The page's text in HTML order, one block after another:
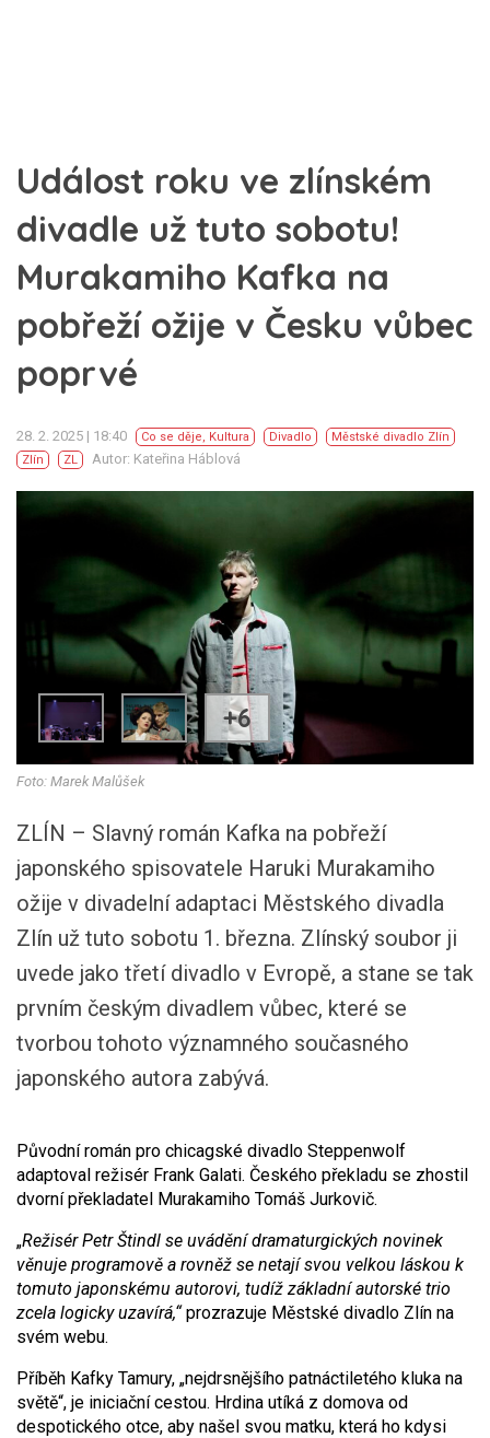
Událost roku ve zlínském
divadle už tuto sobotu!
Murakamiho Kafka na
pobřeží ožije v Česku vůbec
poprvé
28. 2. 2025 | 18:40 Co se děje, Kultura Divadlo
Městské divadlo Zlín
Zlín
ZL Autor: Kateřina Háblová
+6
Foto: Marek Malůšek
ZLÍN – Slavný román Kafka na pobřeží
japonského spisovatele Haruki Murakamiho
ožije v divadelní adaptaci Městského divadla
Zlín už tuto sobotu 1. března. Zlínský soubor ji
uvede jako třetí divadlo v Evropě, a stane se tak
prvním českým divadlem vůbec, které se
tvorbou tohoto významného současného
japonského autora zabývá.
Původní román pro chicagské divadlo Steppenwolf
adaptoval režisér Frank Galati. Českého překladu se zhostil
dvorní překladatel Murakamiho Tomáš Jurkovič.
„Režisér Petr Štindl se uvádění dramaturgických novinek
věnuje programově a rovněž se netají svou velkou láskou k
tomuto japonskému autorovi, tudíž základní autorské trio
zcela logicky uzavírá,“prozrazuje Městské divadlo Zlín na
svém webu.
Příběh Kafky Tamury, „nejdrsnějšího patnáctiletého kluka na
světě“, je iniciační cestou. Hrdina utíká z domova od
despotického otce, aby našel svou matku, která ho kdysi